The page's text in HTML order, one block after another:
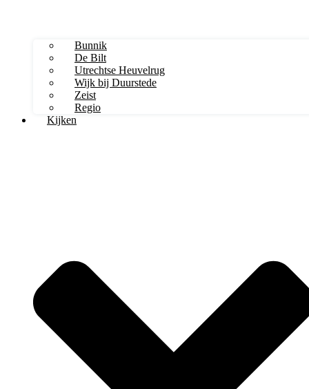
Bunnik
De Bilt
Utrechtse Heuvelrug
Wijk bij Duurstede
Zeist
Regio
Kijken